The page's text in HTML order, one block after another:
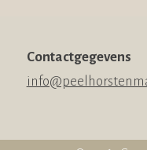
Contactgegevens